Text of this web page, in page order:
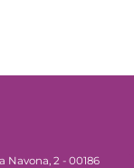
Navona, 2 - 00186